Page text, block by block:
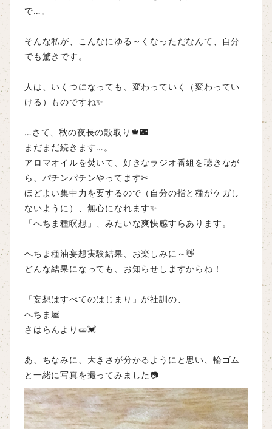
で…。
そんな私が、こんなにゆる～くなっただなんて、自分
でも驚きです。
人は、いくつになっても、変わっていく（変わってい
ける）ものですね✨
…さて、秋の夜長の殻取り🍁🌃
まだまだ続きます…。
アロマオイルを焚いて、好きなラジオ番組を聴きなが
ら、パチンパチンやってます✂
ほどよい集中力を要するので（自分の指と種がケガし
ないように）、無心になれます✨
「へちま種瞑想」、みたいな爽快感すらあります。
へちま種油妄想実験結果、お楽しみに～👋
どんな結果になっても、お知らせしますからね！
「妄想はすべてのはじまり」が社訓の、
へちま屋
さはらんより🥒💓
あ、ちなみに、大きさが分かるようにと思い、輪ゴム
と一緒に写真を撮ってみました📷